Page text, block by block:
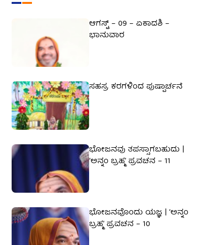
ಆಗಸ್ಟ್ – 09 – ಏಕಾದಶಿ –
ಭಾನುವಾರ
ಸಹಸ್ರ ಕರಗಳಿಂದ ಪುಷ್ಪಾರ್ಚನೆ
ಭೋಜನವು ತಪಸ್ಸಾಗಬಹುದು |
‘ಅನ್ನಂ ಬ್ರಹ್ಮ’ ಪ್ರವಚನ – 11
ಭೋಜನವೊಂದು ಯಜ್ಞ | ‘ಅನ್ನಂ
ಬ್ರಹ್ಮ’ ಪ್ರವಚನ – 10